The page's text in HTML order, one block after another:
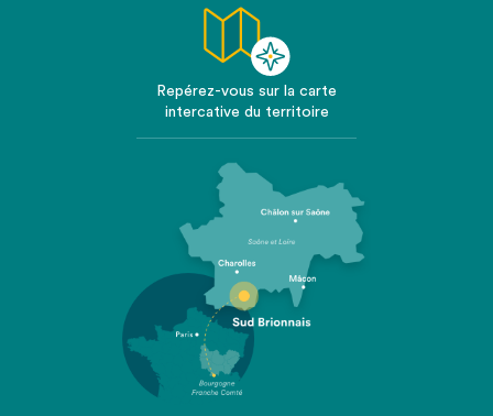
Repérez-vous sur la carte
intercative du territoire